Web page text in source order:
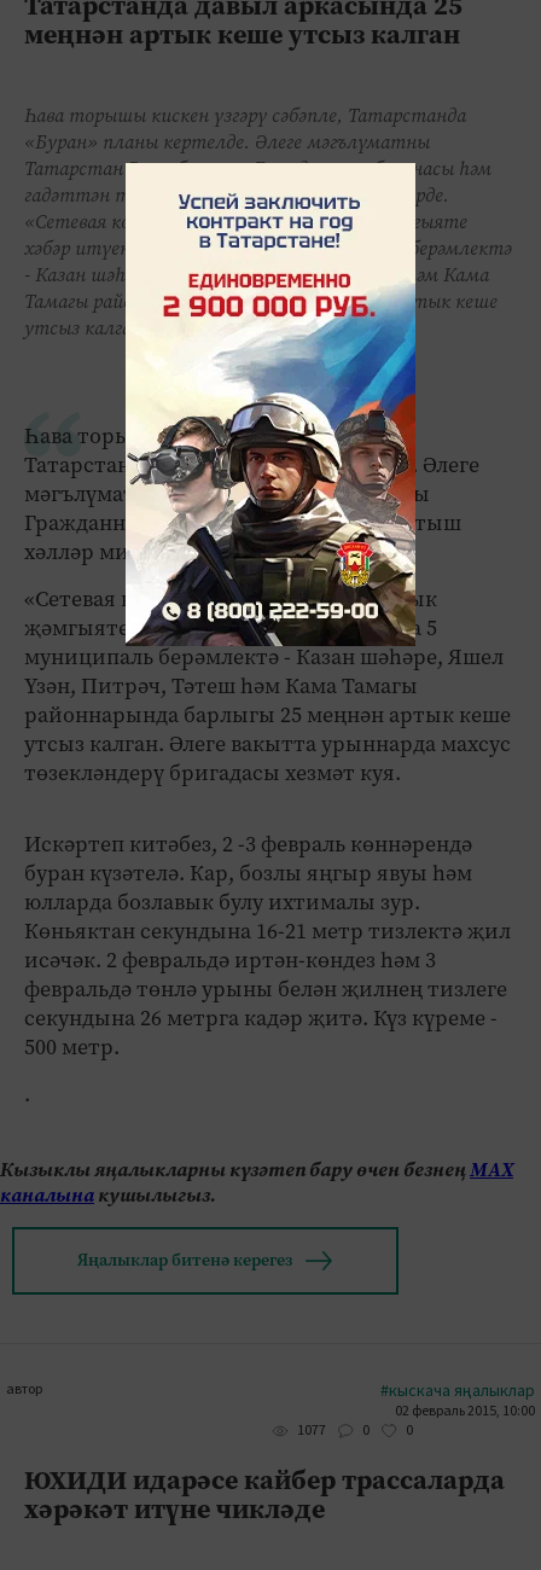
меңнән артык кеше утсыз калган
Һава торышы кискен үзгәрү сәбәпле, Татарстанда
«Буран» планы кертелде. Әлеге мәгълүматны
Татарстан Республикасы Гражданнар оборонасы һәм
гадәттән тыш хәлләр министрлыгы җиткерде.
«Сетевая компания» ачык акционерлык җәмгыяте
хәбәр итүенчә, Татарстанда 5 муниципаль берәмлектә
- Казан шәһәре, Яшел Үзән, Питрәч, Тәтеш һәм Кама
Тамагы районнарында барлыгы 25 меңнән артык кеше
утсыз калган....
Һава торышы кискен үзгәрү сәбәпле,
Татарстанда «Буран» планы кертелде. Әлеге
мәгълүматны Татарстан Республикасы
Гражданнар оборонасы һәм гадәттән тыш
хәлләр министрлыгы җиткерде.
«Сетевая компания» ачык акционерлык
җәмгыяте хәбәр итүенчә, Татарстанда 5
муниципаль берәмлектә - Казан шәһәре, Яшел
Үзән, Питрәч, Тәтеш һәм Кама Тамагы
районнарында барлыгы 25 меңнән артык кеше
утсыз калган. Әлеге вакытта урыннарда махсус
төзекләндерү бригадасы хезмәт куя.
Искәртеп китәбез, 2 -3 февраль көннәрендә
буран күзәтелә. Кар, бозлы яңгыр явуы һәм
юлларда бозлавык булу ихтималы зур.
Көньяктан секундына 16-21 метр тизлектә җил
исәчәк. 2 февральдә иртән-көндез һәм 3
февральдә төнлә урыны белән җилнең тизлеге
секундына 26 метрга кадәр җитә. Күз күреме -
500 метр.
.
Кызыклы яңалыкларны күзәтеп бару өчен безнеңМАХ
каналынакушылыгыз.
Яңалыклар битенә керегез
автор #кыскача яңалыклар
02 февраль 2015, 10:00
1077
0 0
ЮХИДИ идарәсе кайбер трассаларда
хәрәкәт итүне чикләде